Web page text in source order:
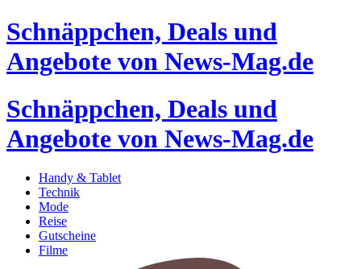
Schnäppchen, Deals und
Angebote von News-Mag.de
Schnäppchen, Deals und
Angebote von News-Mag.de
Handy & Tablet
Technik
Mode
Reise
Gutscheine
Filme